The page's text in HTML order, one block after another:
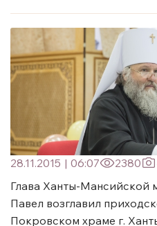
28.11.2015 | 06:07 2380
Глава Ханты-Мансийской
Павел возглавил
Покровском храме г.